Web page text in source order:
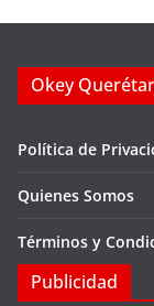
Okey
Política de
Quienes Somos
Términos y
Publicidad